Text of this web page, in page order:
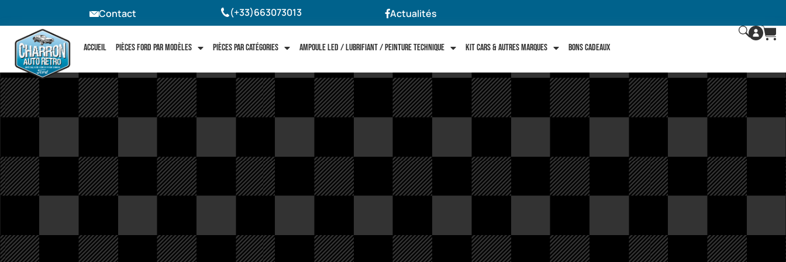
Contact (+33)663073013 Actualités
Accueil Pièces Ford par modèles Pièces par catégories Ampoule LED / Lubrifiant / Peinture technique Kit cars & autres marques Bons Cadeaux